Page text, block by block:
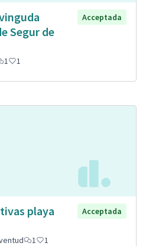
Segur de
Acceptada
1 1
playa
Acceptada
1 1